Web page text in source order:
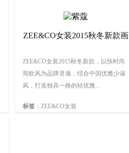
ZEE&CO女装2015秋冬新款画
ZEE&CO女装2015秋冬新款，以快时尚
简欧风为品牌灵魂，结合中国优雅少淑
风，打造独具一格的轻优雅...
标签 ：ZEE&CO女装